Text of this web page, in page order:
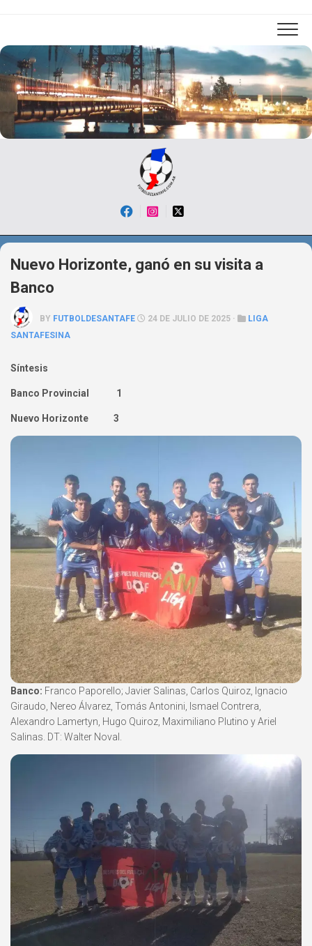
Nuevo Horizonte, ganó en su visita a
Banco
BY FUTBOLDESANTAFE 24 DE JULIO DE 2025 ·
LIGA
SANTAFESINA
Síntesis
Banco Provincial 1
Nuevo Horizonte 3
Banco: Franco Paporello; Javier Salinas, Carlos Quiroz, Ignacio
Giraudo, Nereo Álvarez, Tomás Antonini, Ismael Contrera,
Alexandro Lamertyn, Hugo Quiroz, Maximiliano Plutino y Ariel
Salinas. DT: Walter Noval.